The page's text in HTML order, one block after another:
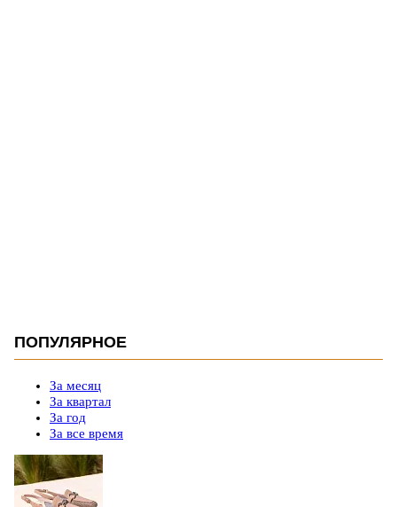
ПОПУЛЯРНОЕ
За месяц
За квартал
За год
За все время